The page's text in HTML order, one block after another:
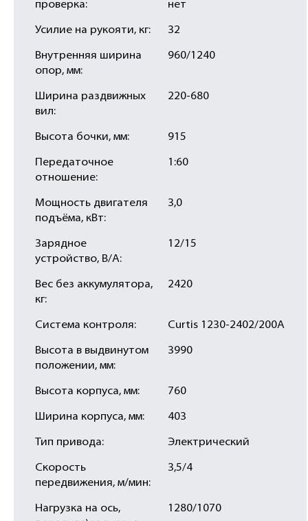
проверка: нет
Усилие на рукояти, кг: 32
Внутренняя ширина
опор, мм:
960/1240
Ширина раздвижных
вил:
220-680
Высота бочки, мм: 915
Передаточное
отношение:
1:60
Мощность двигателя
подъёма, кВт:
3,0
Зарядное
устройство, В/А:
12/15
Вес без аккумулятора,
кг:
2420
Система контроля: Curtis 1230-2402/200A
Высота в выдвинутом
положении, мм:
3990
Высота корпуса, мм: 760
Ширина корпуса, мм: 403
Тип привода: Электрический
Скорость
передвижения, м/мин:
3,5/4
Нагрузка на ось,
1280/1070